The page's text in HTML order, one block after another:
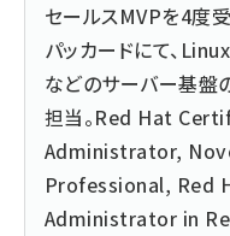
セールスMVPを4度
パッカードにて、
などのサーバー基盤
担当。Red Hat
Administrator,
Professional, Red
Administrator in